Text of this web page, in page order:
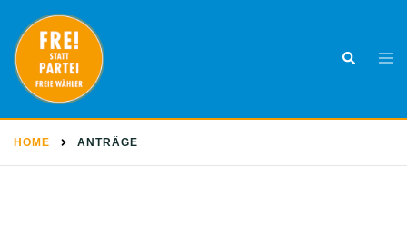
content
Search
HOME ANTRÄGE